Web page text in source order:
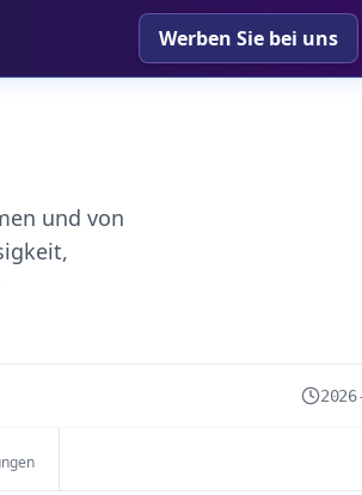
Werben Sie bei uns
und von